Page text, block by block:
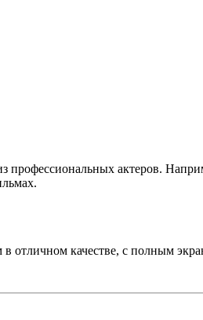
актеров.
качестве, с полным